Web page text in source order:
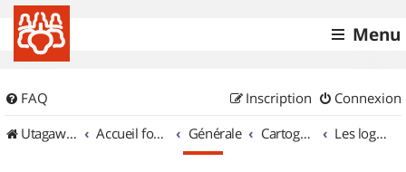
Menu
FAQ Connexion
Inscription
UtagawaVTT (Randos VTT et VTTAE avec traces GPS)
Accueil forum Générale Cartographie et GPS Les logiciels